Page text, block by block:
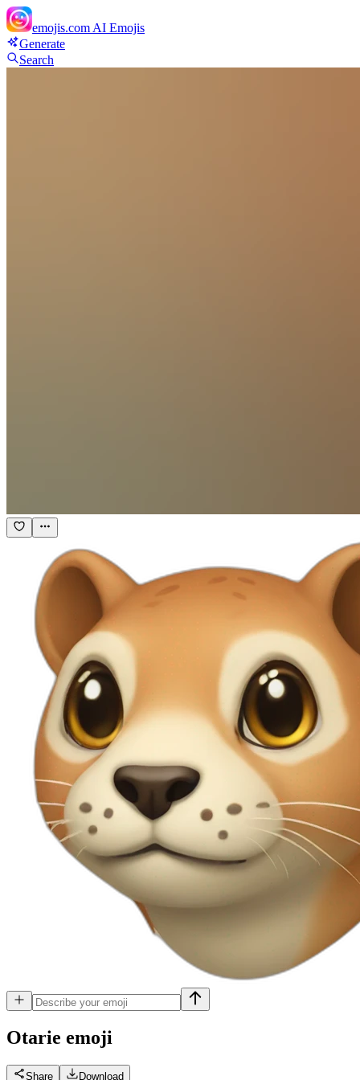
emojis.com AI Emojis
Generate
Search
Otarie emoji
Share Download